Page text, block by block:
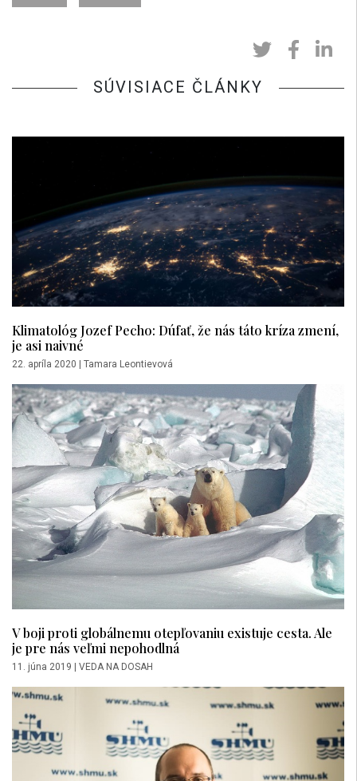
SÚVISIACE ČLÁNKY
Klimatológ Jozef Pecho: Dúfať, že nás táto kríza zmení,
je asi naivné
22. apríla 2020 Tamara Leontievová
V boji proti globálnemu otepľovaniu existuje cesta. Ale
je pre nás veľmi nepohodlná
11. júna 2019 VEDA NA DOSAH